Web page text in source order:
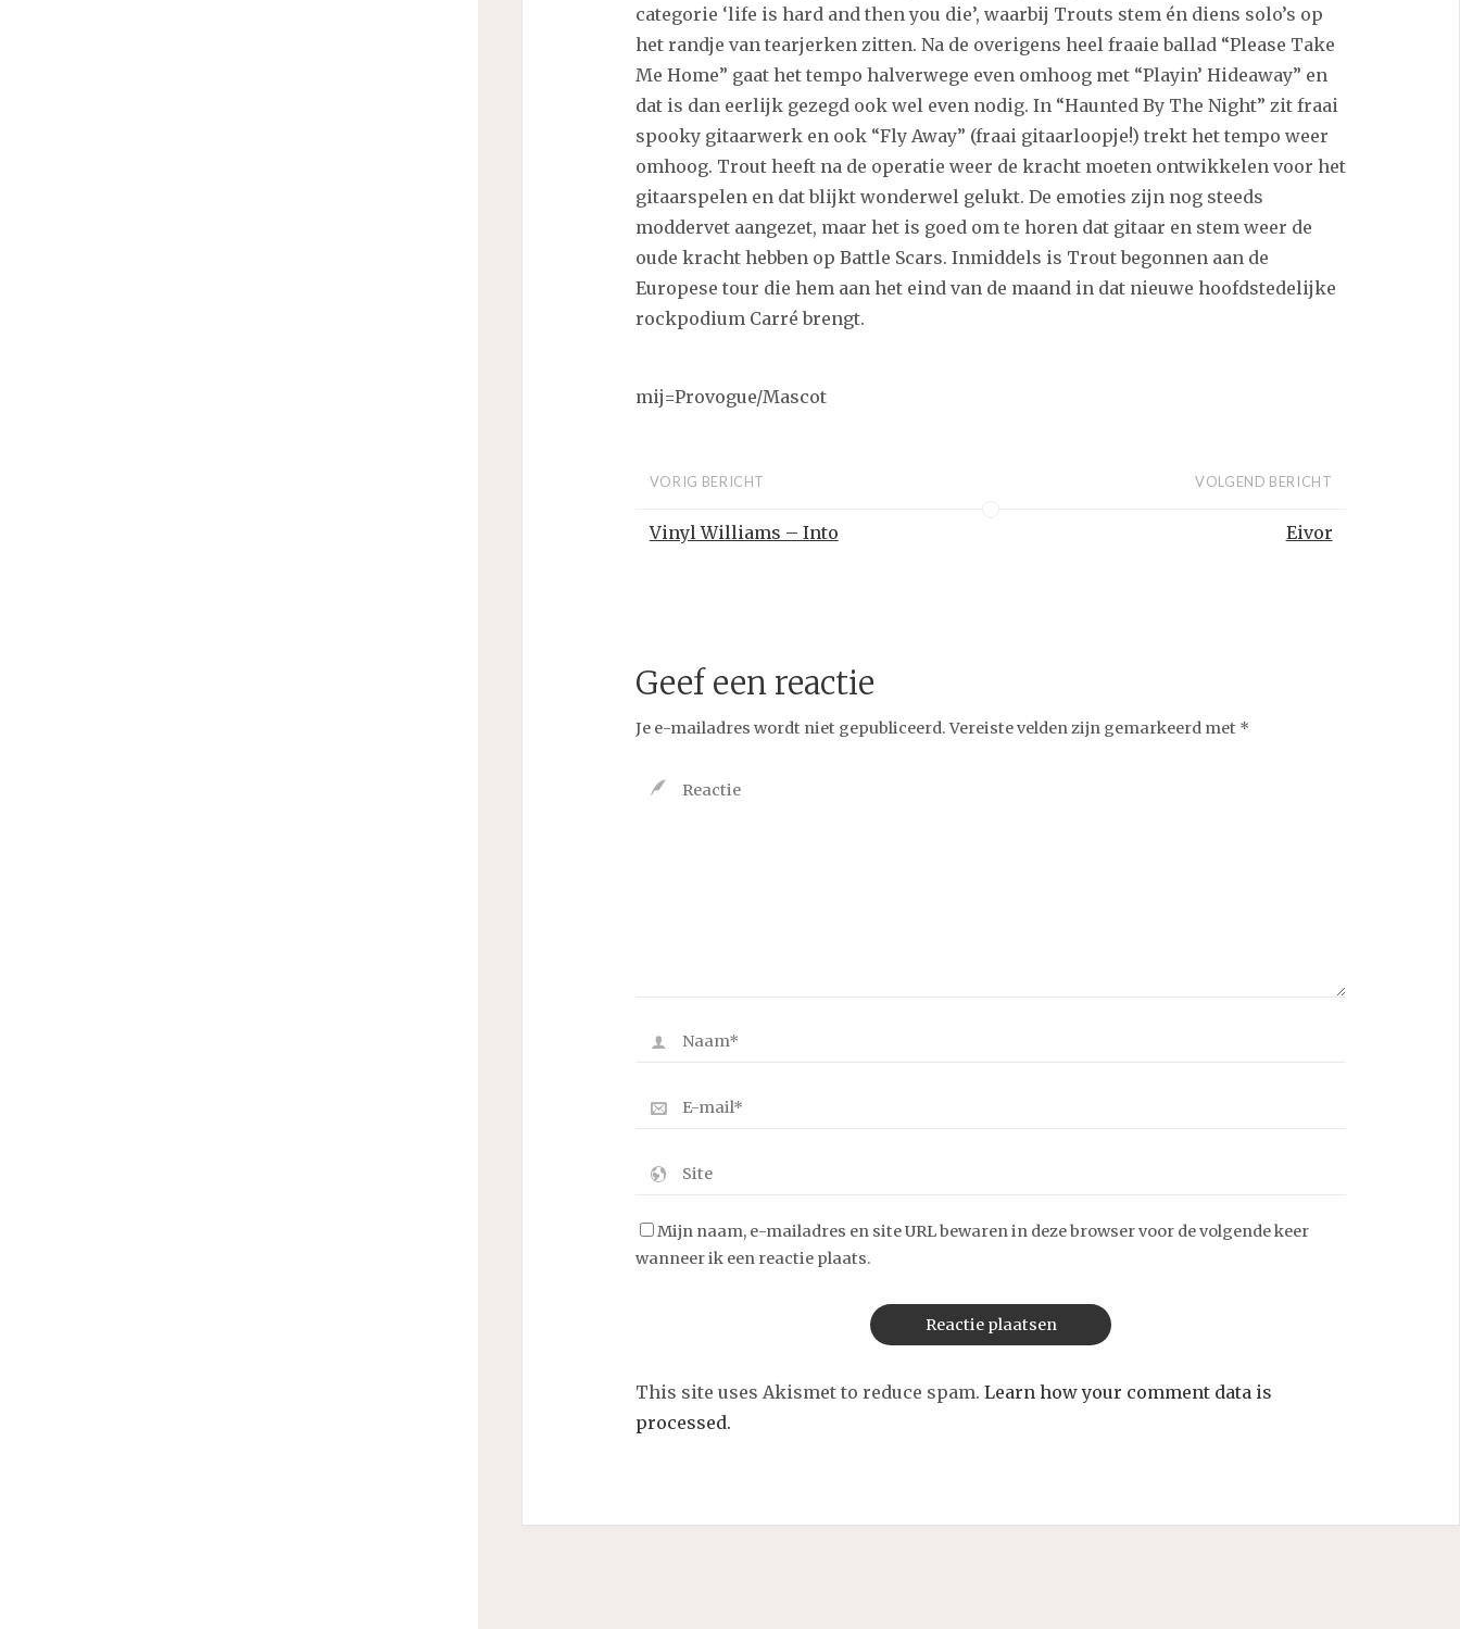
categorie ‘life is hard and then you die’, waarbij Trouts stem én diens solo’s op
het randje van tearjerken zitten. Na de overigens heel fraaie ballad “Please Take
Me Home” gaat het tempo halverwege even omhoog met “Playin’ Hideaway” en
dat is dan eerlijk gezegd ook wel even nodig. In “Haunted By The Night” zit fraai
spooky gitaarwerk en ook “Fly Away” (fraai gitaarloopje!) trekt het tempo weer
omhoog. Trout heeft na de operatie weer de kracht moeten ontwikkelen voor het
gitaarspelen en dat blijkt wonderwel gelukt. De emoties zijn nog steeds
moddervet aangezet, maar het is goed om te horen dat gitaar en stem weer de
oude kracht hebben op Battle Scars. Inmiddels is Trout begonnen aan de
Europese tour die hem aan het eind van de maand in dat nieuwe hoofdstedelijke
rockpodium Carré brengt.
mij=Provogue/Mascot
VORIG BERICHT
Vinyl Williams – Into
VOLGEND BERICHT
Eivor
Geef een reactie
Je e-mailadres wordt niet gepubliceerd. Vereiste velden zijn gemarkeerd met *
Mijn naam, e-mailadres en site URL bewaren in deze browser voor de volgende keer
wanneer ik een reactie plaats.
This site uses Akismet to reduce spam. Learn how your comment data is
processed.